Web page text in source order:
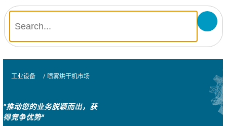
工业设备 / 喷雾烘干机市场
"推动您的业务脱颖而出，获
得竞争优势"